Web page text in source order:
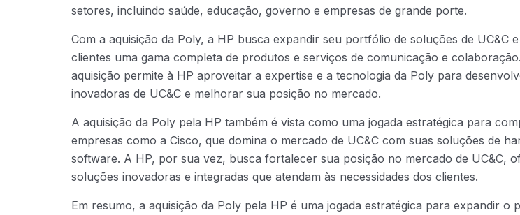
setores, incluindo saúde, educação, governo e empresas de grande porte.
Com a aquisição da Poly, a HP busca expandir seu portfólio de soluções de UC&C
clientes uma gama completa de produtos e serviços de comunicação e
aquisição permite à HP aproveitar a expertise e a tecnologia da Poly para
inovadoras de UC&C e melhorar sua posição no mercado.
A aquisição da Poly pela HP também é vista como uma jogada estratégica para
empresas como a Cisco, que domina o mercado de UC&C com suas soluções de
software. A HP, por sua vez, busca fortalecer sua posição no mercado de UC&C,
soluções inovadoras e integradas que atendam às necessidades dos clientes.
Em resumo, a aquisição da Poly pela HP é uma jogada estratégica para expandir o